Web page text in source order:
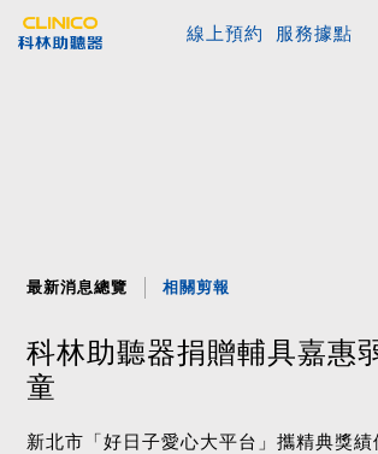
線上預約 服務據點
最新消息總覽 相關剪報
科林助聽器捐贈輔具嘉惠
童
新北市「好日子愛心大平台」攜精典獎績